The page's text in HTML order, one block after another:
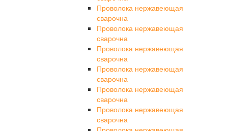
Проволока нержавеющая
сварочна
Проволока нержавеющая
сварочна
Проволока нержавеющая
сварочна
Проволока нержавеющая
сварочна
Проволока нержавеющая
сварочна
Проволока нержавеющая
сварочна